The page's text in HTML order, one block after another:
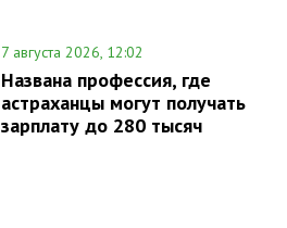
7 августа 2026, 12:02
Названа профессия, где
астраханцы могут получать
зарплату до 280 тысяч